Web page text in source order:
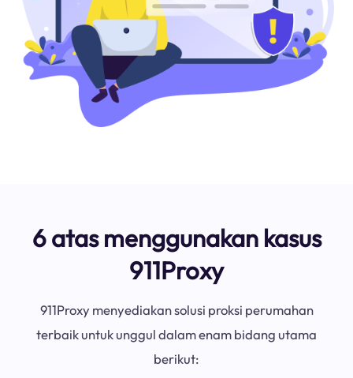
6 atas menggunakan kasus
911Proxy
911Proxy menyediakan solusi proksi perumahan
terbaik untuk unggul dalam enam bidang utama
berikut: